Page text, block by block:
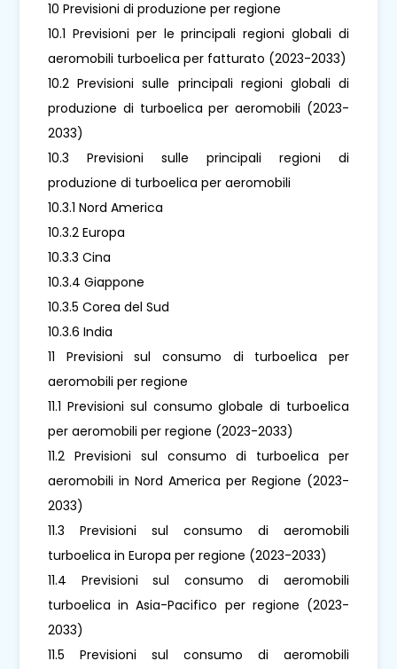
10 Previsioni di produzione per regione
10.1 Previsioni per le principali regioni globali di
aeromobili turboelica per fatturato (2023-2033)
10.2 Previsioni sulle principali regioni globali di
produzione di turboelica per aeromobili (2023-
2033)
10.3 Previsioni sulle principali regioni di
produzione di turboelica per aeromobili
10.3.1 Nord America
10.3.2 Europa
10.3.3 Cina
10.3.4 Giappone
10.3.5 Corea del Sud
10.3.6 India
11 Previsioni sul consumo di turboelica per
aeromobili per regione
11.1 Previsioni sul consumo globale di turboelica
per aeromobili per regione (2023-2033)
11.2 Previsioni sul consumo di turboelica per
aeromobili in Nord America per Regione (2023-
2033)
11.3 Previsioni sul consumo di aeromobili
turboelica in Europa per regione (2023-2033)
11.4 Previsioni sul consumo di aeromobili
turboelica in Asia-Pacifico per regione (2023-
2033)
11.5 Previsioni sul consumo di aeromobili